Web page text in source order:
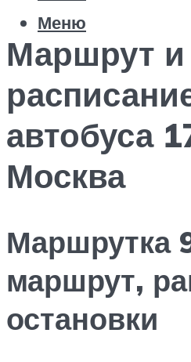
Меню
Маршрут и
автобуса
Москва
Маршрутка
маршрут,
остановки